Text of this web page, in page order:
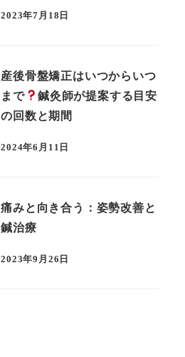
2023年7月18日
産後骨盤矯正はいつからいつ
まで
鍼灸師が提案する目安
の回数と期間
2024年6月11日
痛みと向き合う：姿勢改善と
鍼治療
2023年9月26日